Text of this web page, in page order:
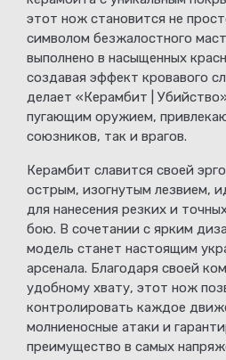
этот нож становится не
символом безжалостного
выполнено в насыщенных
создавая эффект кровавого
делает «Керамбит |
пугающим оружием,
союзников, так и врагов.
Керамбит славится своей
острым, изогнутым лезвием,
для нанесения резких и
бою. В сочетании с ярким
модель станет настоящим
арсенала. Благодаря своей
удобному хвату, этот нож
контролировать каждое
молниеносные атаки и
преимущество в самых